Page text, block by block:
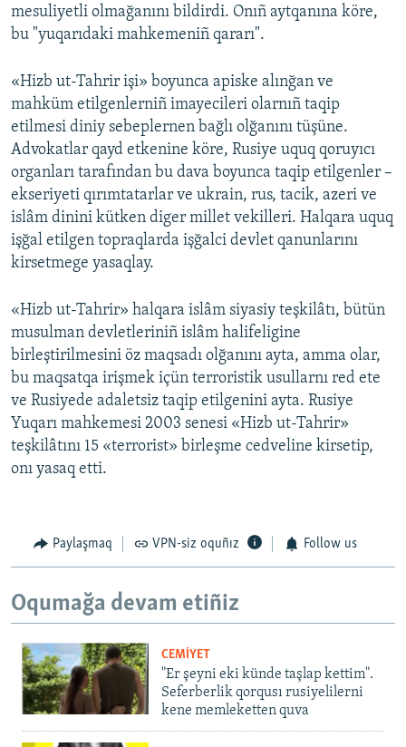
mesuliyetli olmağanını bildirdi. Onıñ aytqanına köre,
bu "yuqarıdaki mahkemeniñ qararı".
«Hizb ut-Tahrir işi» boyunca apiske alınğan ve
mahküm etilgenlerniñ imayecileri olarnıñ taqip
etilmesi diniy sebeplernen bağlı olğanını tüşüne.
Advokatlar qayd etkenine köre, Rusiye uquq qoruyıcı
organları tarafından bu dava boyunca taqip etilgenler –
ekseriyeti qırımtatarlar ve ukrain, rus, tacik, azeri ve
islâm dinini kütken diger millet vekilleri. Halqara uquq
işğal etilgen topraqlarda işğalci devlet qanunlarını
kirsetmege yasaqlay.
«Hizb ut-Tahrir» halqara islâm siyasiy teşkilâtı, bütün
musulman devletleriniñ islâm halifeligine
birleştirilmesini öz maqsadı olğanını ayta, amma olar,
bu maqsatqa irişmek içün terroristik usullarnı red ete
ve Rusiyede adaletsiz taqip etilgenini ayta. Rusiye
Yuqarı mahkemesi 2003 senesi «Hizb ut-Tahrir»
teşkilâtını 15 «terrorist» birleşme cedveline kirsetip,
onı yasaq etti.
Paylaşmaq VPN-siz oquñız Follow us
Oqumağa devam etiñiz
CEMİYET
"Er şeyni eki künde taşlap kettim".
Seferberlik qorqusı rusiyelilerni
kene memleketten quva